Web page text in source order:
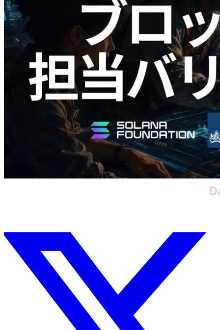
Validators Solutions、Solana ブロックア
ナライザーを公開 — slot 単位のブロッ
ク生成時間と担当バリデータを視覚化
この記事を読む
さらに読み込む